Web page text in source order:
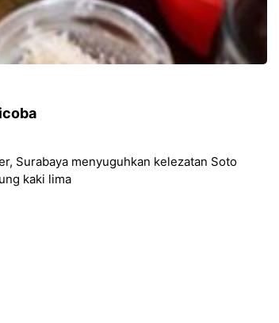
Surabaya menyuguhkan kelezatan Soto
kaki lima